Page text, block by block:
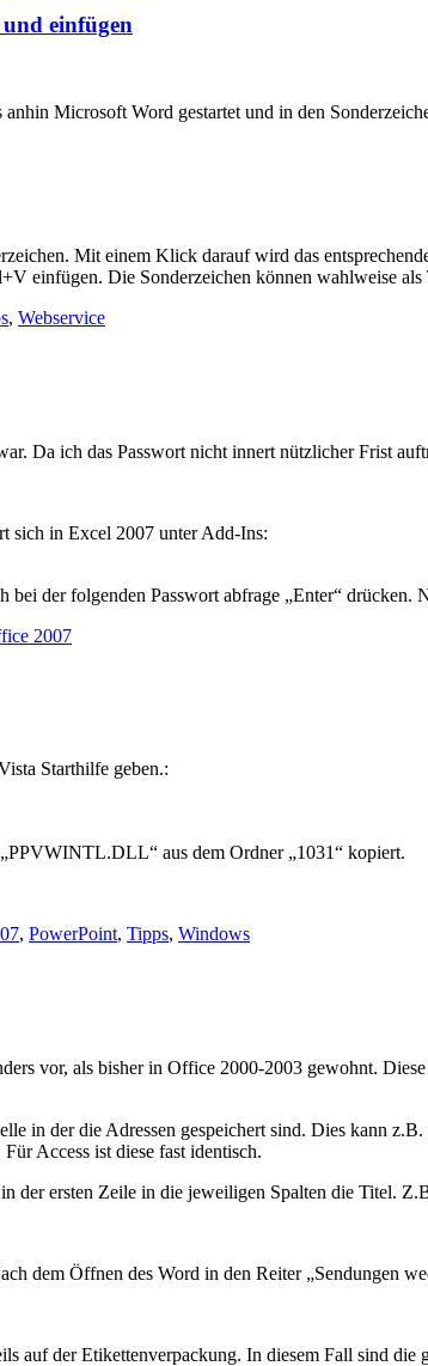
einfügen
Microsoft Word gestartet und in den
Mit einem Klick darauf wird das
einfügen. Die Sonderzeichen können wahlweise
, Webservice
Da ich das Passwort nicht innert nützlicher Frist
sich in Excel 2007 unter Add-Ins:
der folgenden Passwort abfrage „Enter“
2007
Starthilfe geben.:
aus dem Ordner „1031“ kopiert.
, PowerPoint, Tipps, Windows
vor, als bisher in Office 2000-2003 gewohnt.
in der die Adressen gespeichert sind. Dies kann
Access ist diese fast identisch.
der ersten Zeile in die jeweiligen Spalten die Titel.
dem Öffnen des Word in den Reiter „Sendungen
auf der Etikettenverpackung. In diesem Fall sind